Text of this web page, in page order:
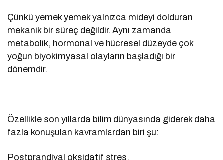
Çünkü yemek yemek yalnızca mideyi dolduran
mekanik bir süreç değildir. Aynı zamanda
metabolik, hormonal ve hücresel düzeyde çok
yoğun biyokimyasal olayların başladığı bir
dönemdir.
Özellikle son yıllarda bilim dünyasında giderek daha
fazla konuşulan kavramlardan biri şu:
Postprandiyal oksidatif stres.